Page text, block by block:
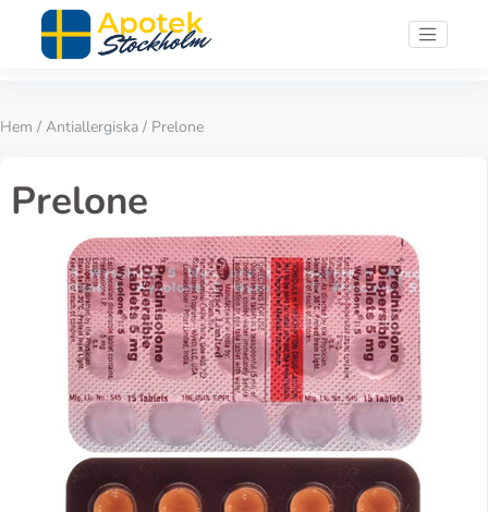
Hem / Antiallergiska / Prelone
Prelone